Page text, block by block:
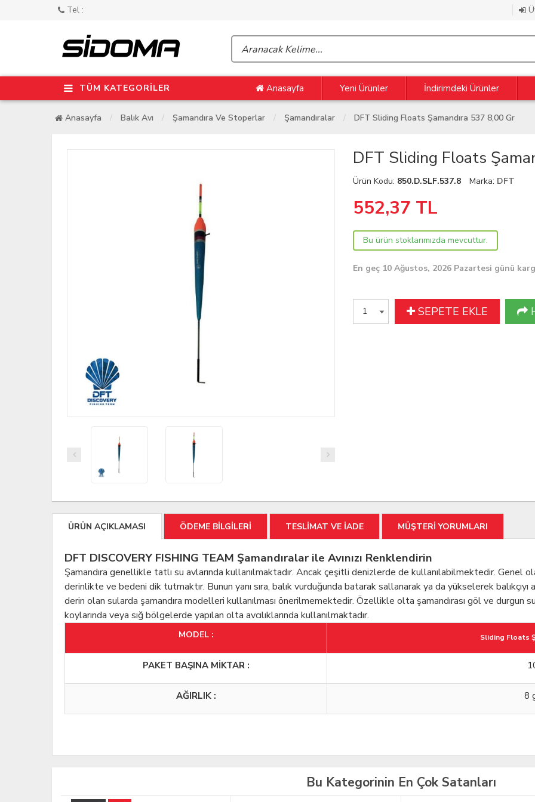
Tel :
TÜM KATEGORİLER Anasayfa Yeni Ürünler İndirimdeki Ürünler
Anasayfa Balık Avı Şamandıra Ve Stoperlar Şamandıralar DFT Sliding Floats Şamandıra 537 8,00 Gr
DFT Sliding Floats
Ürün Kodu: 850.D.SLF.537.8 Marka: DFT
552,37 TL
Bu ürün stoklarımızda mevcuttur.
En geç 10 Ağustos, 2026 Pazartesi günü
SEPETE EKLE
ÜRÜN AÇIKLAMASI ÖDEME BİLGİLERİ TESLİMAT VE İADE MÜŞTERİ YORUMLARI
DFT DISCOVERY FISHING TEAM Şamandıralar ile Avınızı Renklendirin
Şamandıra genellikle tatlı su avlarında kullanılmaktadır. Ancak çeşitli denizlerde de kullanılabilmektedir. Genel
derinlikte ve bedeni dik tutmaktır. Bunun yanı sıra, balık vurduğunda batarak sallanarak ya da yükselerek balıkçıyı
derin olan sularda şamandıra modelleri kullanılması önerilmemektedir. Özellikle olta şamandırası göl ve durgun
koylarında veya sığ bölgelerde yapılan olta avcılıklarında kullanılmaktadır.
MODEL : Sliding Floats
PAKET BAŞINA MİKTAR :
AĞIRLIK : 8
Bu Kategorinin En Çok Satanları